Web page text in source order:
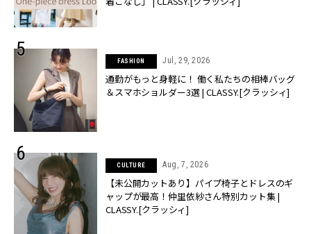
FASHION Jul, 29, 2026
通勤がもっと身軽に！ 働く私たちの相棒バッグ
＆スマホショルダー3選 | CLASSY.[クラッシィ]
CULTURE Aug, 7, 2026
【未公開カットあり】パイプ椅子とドレスのギ
ャップが最高！仲里依紗さん特別カット集 |
CLASSY.[クラッシィ]